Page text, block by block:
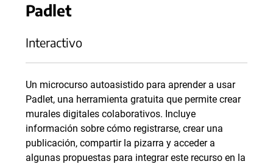
Padlet
Interactivo
Un microcurso autoasistido para aprender a usar
Padlet, una herramienta gratuita que permite crear
murales digitales colaborativos. Incluye
información sobre cómo registrarse, crear una
publicación, compartir la pizarra y acceder a
algunas propuestas para integrar este recurso en la